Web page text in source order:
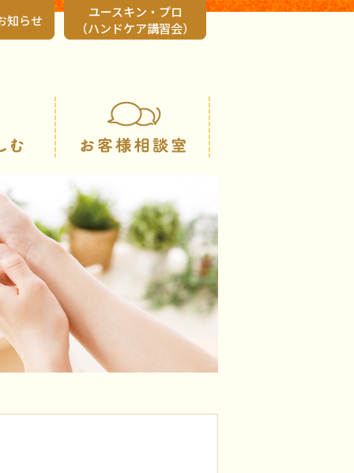
知らせ
ユースキン・プロ
（ハンドケア講習会）
会社情報